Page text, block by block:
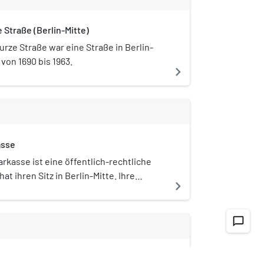
Straße (Berlin-Mitte)
Straße war eine Straße in Berlin-
1690 bis 1963.
navigate_next
ist eine öffentlich-rechtliche
ihren Sitz in Berlin-Mitte. Ihre
und mehr als 1,4 Millionen
Als Teil der Sparkassen-
navigate_next
chat_bubble_outline